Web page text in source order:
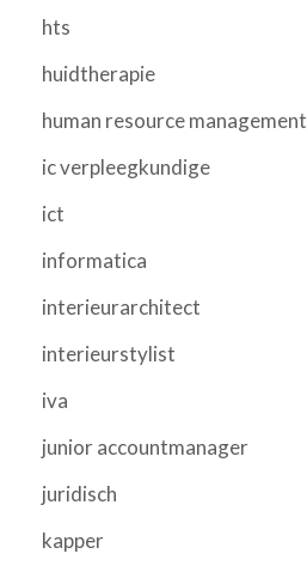
hts
huidtherapie
human resource management
ic verpleegkundige
ict
informatica
interieurarchitect
interieurstylist
iva
junior accountmanager
juridisch
kapper